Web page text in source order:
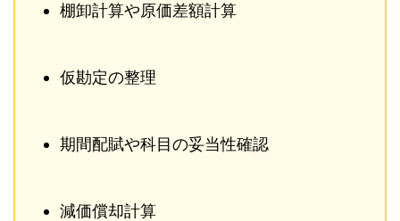
棚卸計算や原価差額計算
仮勘定の整理
期間配賦や科目の妥当性確認
減価償却計算